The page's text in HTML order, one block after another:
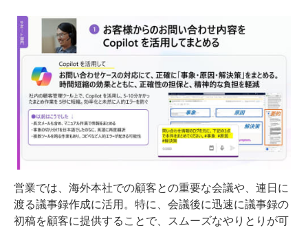
営業では、海外本社での顧客との重要な会議や、連日に
渡る議事録作成に活用。特に、会議後に迅速に議事録の
初稿を顧客に提供することで、スムーズなやりとりが可